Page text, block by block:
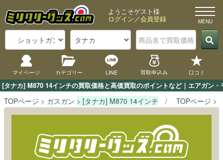
[タナカ] M870 14インチの買取価格と高価買取のポイントなど｜エアガン
ようこそゲスト様
ログイン／会員登録
マイページ カテゴリー LINE 買取申込み 口コミ
TOPページ ガスガン [タナカ] M870 14インチ TOPページ